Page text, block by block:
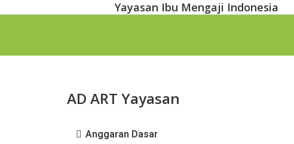
Yayasan Ibu Mengaji Indonesia
AD ART Yayasan
Anggaran Dasar